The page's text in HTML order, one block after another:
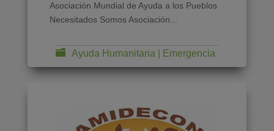
Asociación Mundial de Ayuda a los Pueblos
Necesitados Somos Asociación...
Ayuda Humanitaria | Emergencia